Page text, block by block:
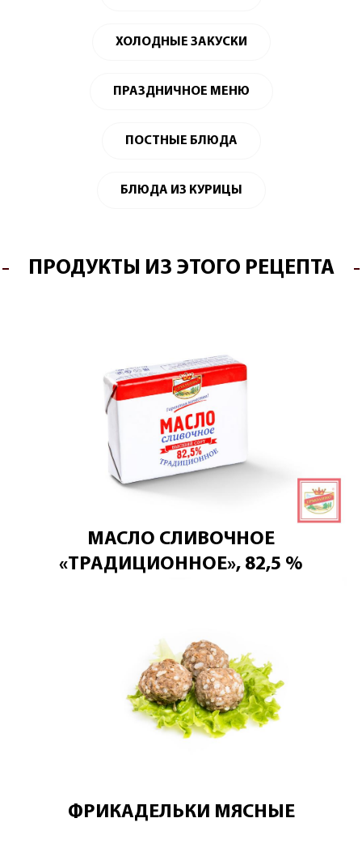
ХОЛОДНЫЕ ЗАКУСКИ
ПРАЗДНИЧНОЕ МЕНЮ
ПОСТНЫЕ БЛЮДА
БЛЮДА ИЗ КУРИЦЫ
ПРОДУКТЫ ИЗ ЭТОГО РЕЦЕПТА
МАСЛО СЛИВОЧНОЕ
«ТРАДИЦИОННОЕ», 82,5 %
ФРИКАДЕЛЬКИ МЯСНЫЕ